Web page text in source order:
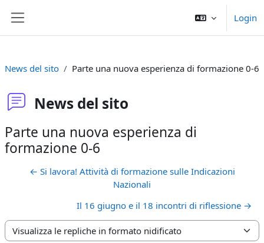
Login
News del sito Parte una nuova esperienza di formazione 0-6
News del sito
Parte una nuova esperienza di
formazione 0-6
← Si lavora! Attività di formazione sulle Indicazioni
Nazionali
Il 16 giugno e il 18 incontri di riflessione →
Modalità visualizzazione